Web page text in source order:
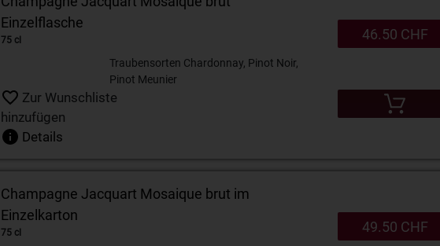
Einzelflasche
75 cl
Traubensorten Chardonnay, Pinot Noir,
Pinot Meunier
Zur Wunschliste
hinzufügen
Details
46.50 CHF
Champagne Jacquart Mosaique brut im
Einzelkarton
75 cl 49.50 CHF